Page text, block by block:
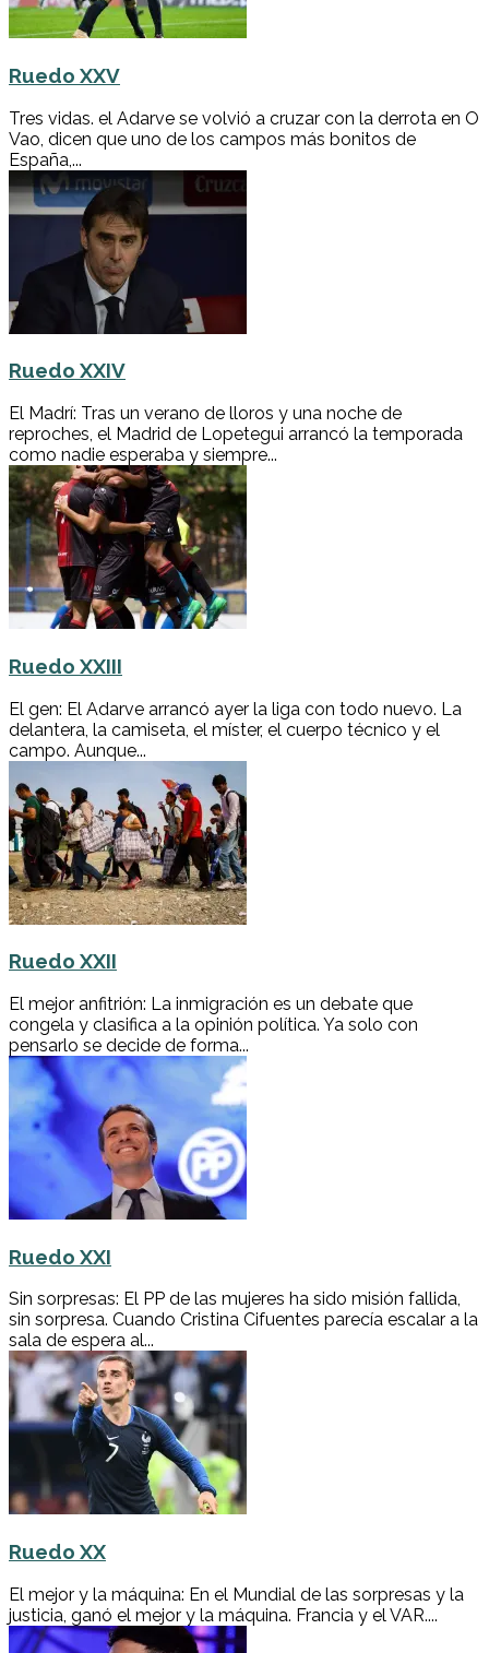
Ruedo XXV
Tres vidas. el Adarve se volvió a cruzar con la derrota en O
Vao, dicen que uno de los campos más bonitos de
España,...
Ruedo XXIV
El Madrí: Tras un verano de lloros y una noche de
reproches, el Madrid de Lopetegui arrancó la temporada
como nadie esperaba y siempre...
Ruedo XXIII
El gen: El Adarve arrancó ayer la liga con todo nuevo. La
delantera, la camiseta, el míster, el cuerpo técnico y el
campo. Aunque...
Ruedo XXII
El mejor anfitrión: La inmigración es un debate que
congela y clasifica a la opinión política. Ya solo con
pensarlo se decide de forma...
Ruedo XXI
Sin sorpresas: El PP de las mujeres ha sido misión fallida,
sin sorpresa. Cuando Cristina Cifuentes parecía escalar a la
sala de espera al...
Ruedo XX
El mejor y la máquina: En el Mundial de las sorpresas y la
justicia, ganó el mejor y la máquina. Francia y el VAR....